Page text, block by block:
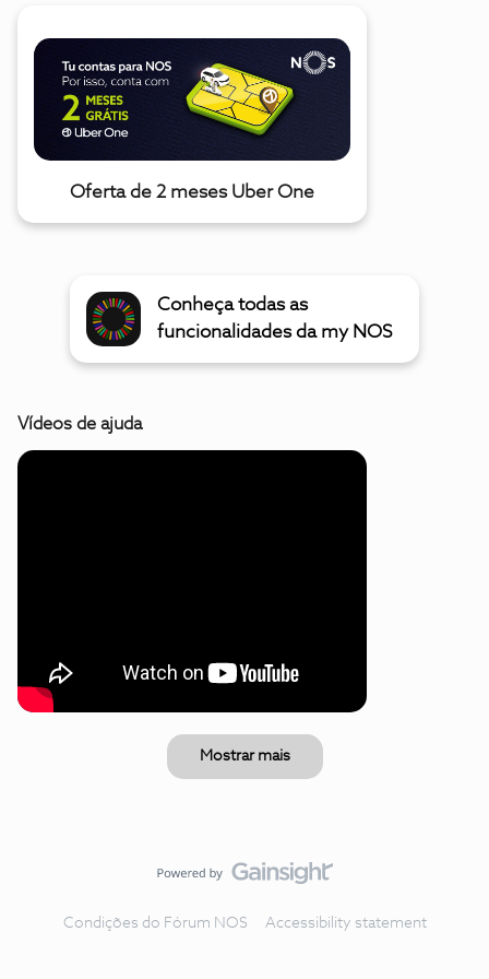
Oferta de 2 meses Uber One
Conheça todas as
funcionalidades da my NOS
Vídeos de ajuda
Mostrar mais
Condições do Fórum NOS Accessibility statement